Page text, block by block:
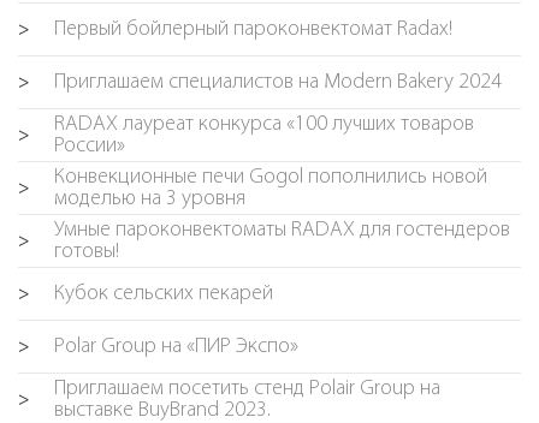
> Первый бойлерный пароконвектомат Radax!
> Приглашаем специалистов на Modern Bakery 2024
>
RADAX лауреат конкурса «100 лучших товаров
России»
>
Конвекционные печи Gogol пополнились новой
моделью на 3 уровня
>
Умные пароконвектоматы RADAX для гостендеров
готовы!
> Кубок сельских пекарей
> Polar Group на «ПИР Экспо»
>
Приглашаем посетить стенд Polair Group на
выставке BuyBrand 2023.